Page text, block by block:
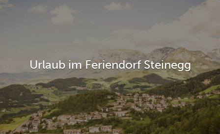
Urlaub im Feriendorf Steinegg